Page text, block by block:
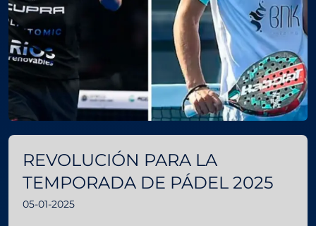
REVOLUCIÓN PARA LA
TEMPORADA DE PÁDEL 2025
05-01-2025